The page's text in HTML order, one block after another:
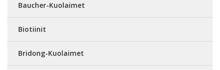
Baucher-Kuolaimet
Biotiinit
Bridong-Kuolaimet